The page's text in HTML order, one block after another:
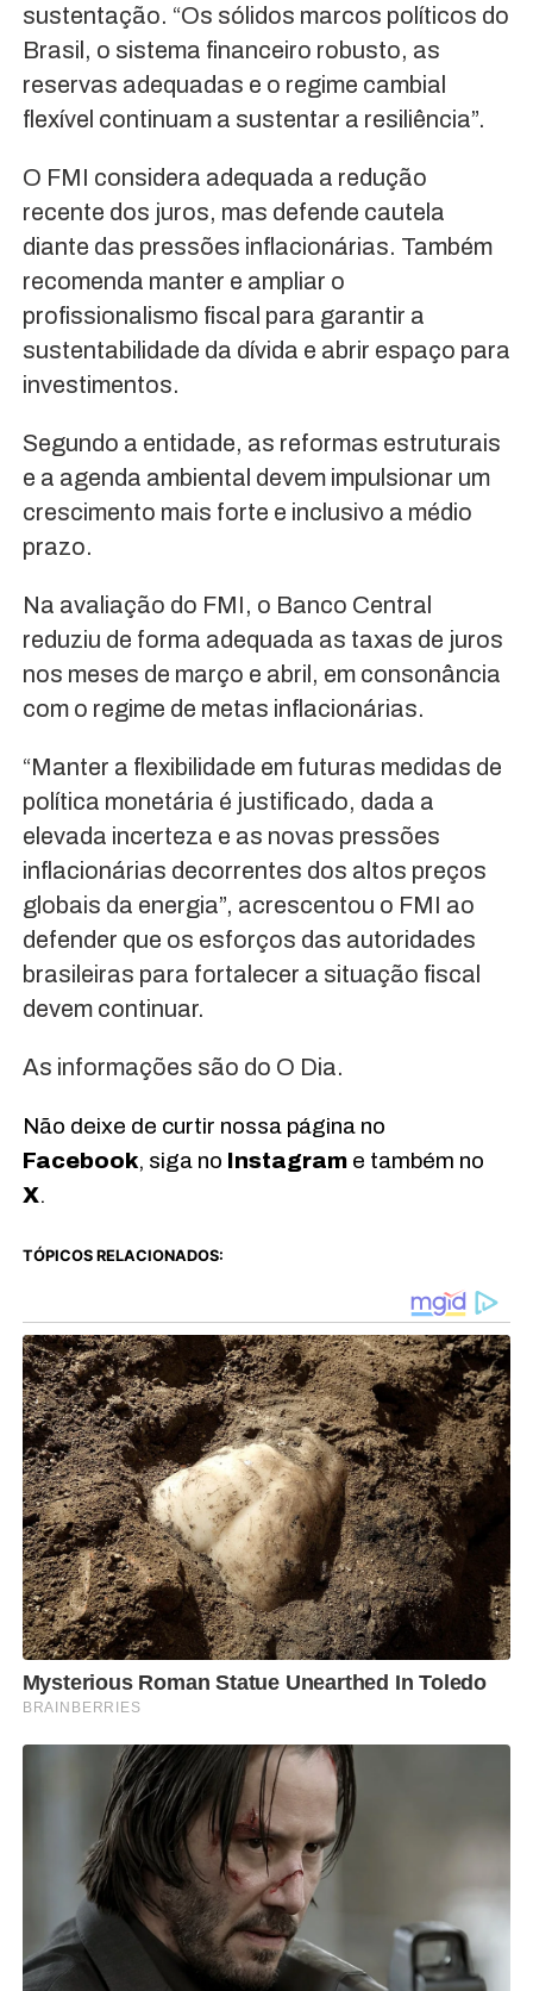
sustentação. “Os sólidos marcos políticos do
Brasil, o sistema financeiro robusto, as
reservas adequadas e o regime cambial
flexível continuam a sustentar a resiliência”.
O FMI considera adequada a redução
recente dos juros, mas defende cautela
diante das pressões inflacionárias. Também
recomenda manter e ampliar o
profissionalismo fiscal para garantir a
sustentabilidade da dívida e abrir espaço para
investimentos.
Segundo a entidade, as reformas estruturais
e a agenda ambiental devem impulsionar um
crescimento mais forte e inclusivo a médio
prazo.
Na avaliação do FMI, o Banco Central
reduziu de forma adequada as taxas de juros
nos meses de março e abril, em consonância
com o regime de metas inflacionárias.
“Manter a flexibilidade em futuras medidas de
política monetária é justificado, dada a
elevada incerteza e as novas pressões
inflacionárias decorrentes dos altos preços
globais da energia”, acrescentou o FMI ao
defender que os esforços das autoridades
brasileiras para fortalecer a situação fiscal
devem continuar.
As informações são do O Dia.
Não deixe de curtir nossa página no
Facebook, siga no Instagrame também no
X.
TÓPICOS RELACIONADOS: